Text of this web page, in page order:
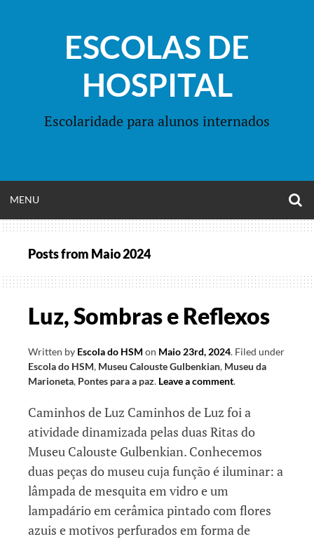
ESCOLAS DE
HOSPITAL
Escolaridade para alunos internados
MENU
MENU
Posts from Maio 2024
Luz, Sombras e Reflexos
Written by Escola do HSM on Maio 23rd, 2024. Filed under
Escola do HSM, Museu Calouste Gulbenkian, Museu da
Marioneta, Pontes para a paz. Leave a comment.
Caminhos de Luz Caminhos de Luz foi a
atividade dinamizada pelas duas Ritas do
Museu Calouste Gulbenkian. Conhecemos
duas peças do museu cuja função é iluminar: a
lâmpada de mesquita em vidro e um
lampadário em cerâmica pintado com flores
azuis e motivos perfurados em forma de